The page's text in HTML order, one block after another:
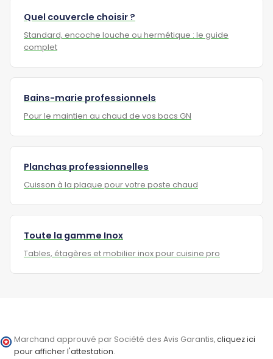
Quel couvercle choisir ?
Standard, encoche louche ou hermétique : le guide
complet
Bains-marie professionnels
Pour le maintien au chaud de vos bacs GN
Planchas professionnelles
Cuisson à la plaque pour votre poste chaud
Toute la gamme Inox
Tables, étagères et mobilier inox pour cuisine pro
Marchand approuvé par Société des Avis Garantis,cliquez ici
pour afficher l'attestation.